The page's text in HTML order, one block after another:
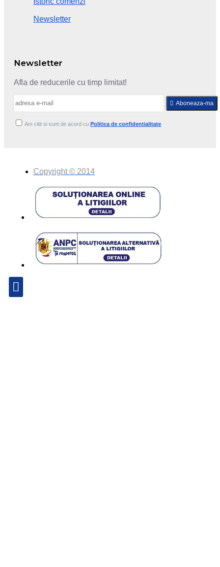
Newsletter
Newsletter
Afla de reducerile cu timp limitat!
Aboneaza-ma
Am citit si sunt de acord cu Politica de confidentialitate
Copyright © 2014